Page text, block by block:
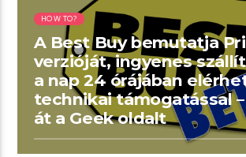
HOW TO?
A Best Buy bemutatja
verzióját, ingyenes
a nap 24 órájában
technikai támogatással
át a Geek oldalt